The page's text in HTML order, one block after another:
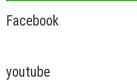
Facebook
youtube